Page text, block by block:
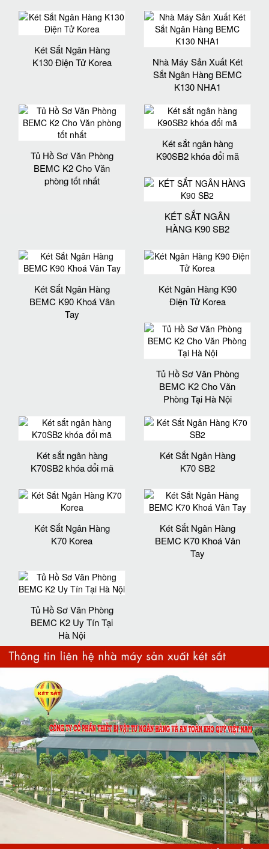
Két Sắt Ngân Hàng
K130 Điện Tử Korea
Nhà Máy Sản Xuất Két
Sắt Ngân Hàng BEMC
K130 NHA1
Tủ Hồ Sơ Văn Phòng
BEMC K2 Cho Văn
phòng tốt nhất
Két sắt ngân hàng
K90SB2 khóa đổi mã
KÉT SẮT NGÂN
HÀNG K90 SB2
Két Sắt Ngân Hàng
BEMC K90 Khoá Vân
Tay
Két Ngân Hàng K90
Điện Tử Korea
Tủ Hồ Sơ Văn Phòng
BEMC K2 Cho Văn
Phòng Tại Hà Nội
Két sắt ngân hàng
K70SB2 khóa đổi mã
Két Sắt Ngân Hàng
K70 SB2
Két Sắt Ngân Hàng
K70 Korea
Két Sắt Ngân Hàng
BEMC K70 Khoá Vân
Tay
Tủ Hồ Sơ Văn Phòng
BEMC K2 Uy Tín Tại
Hà Nội